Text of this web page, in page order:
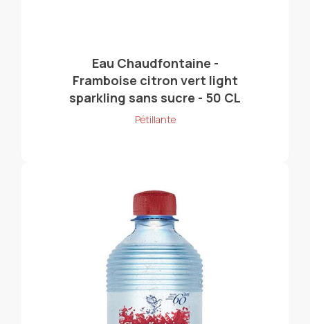
Eau Chaudfontaine -
Framboise citron vert light
sparkling sans sucre - 50 CL
Pétillante